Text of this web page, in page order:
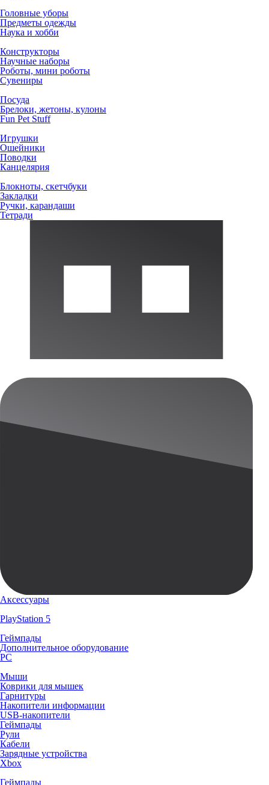
Головные уборы
Предметы одежды
Наука и хобби
Конструкторы
Научные наборы
Роботы, мини роботы
Сувениры
Посуда
Брелоки, жетоны, кулоны
Fun Pet Stuff
Игрушки
Ошейники
Поводки
Канцелярия
Блокноты, скетчбуки
Закладки
Ручки, карандаши
Тетради
Аксессуары
PlayStation 5
Геймпады
Дополнительное оборудование
PC
Мыши
Коврики для мышек
Гарнитуры
Накопители информации
USB-накопители
Геймпады
Рули
Кабели
Зарядные устройства
Xbox
Геймпады